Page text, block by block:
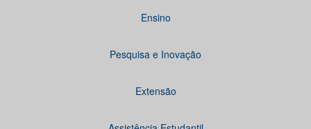
Ensino
Pesquisa e Inovação
Extensão